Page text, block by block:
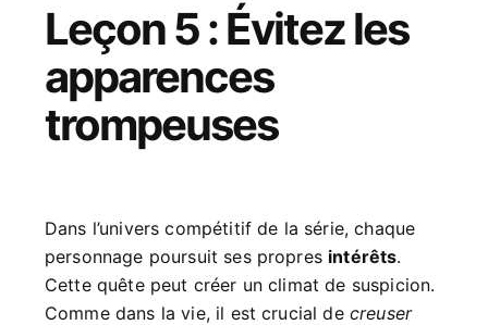
Leçon 5 : Évitez les
apparences
trompeuses
Dans l’univers compétitif de la série, chaque
personnage poursuit ses propres intérêts.
Cette quête peut créer un climat de suspicion.
Comme dans la vie, il est crucial de creuser